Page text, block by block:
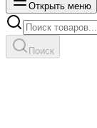
Открыть меню
Поиск